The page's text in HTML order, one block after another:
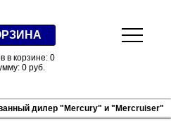
в корзине: 0
0 руб.
дилер "Mercury" и "Mercruiser"